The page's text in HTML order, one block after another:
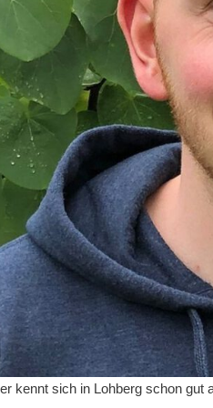
kennt sich in Lohberg schon gut